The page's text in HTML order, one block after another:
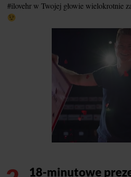
#ilovehr w Twojej głowie wielokrotnie
18-minutowe